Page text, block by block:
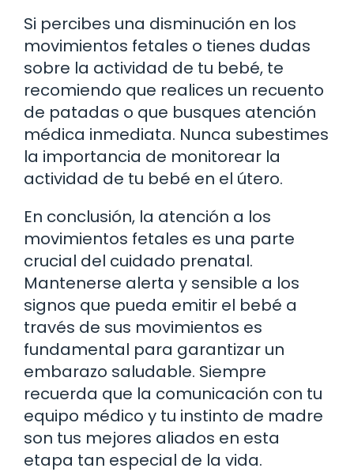
Si percibes una disminución en los
movimientos fetales o tienes dudas
sobre la actividad de tu bebé, te
recomiendo que realices un recuento
de patadas o que busques atención
médica inmediata. Nunca subestimes
la importancia de monitorear la
actividad de tu bebé en el útero.
En conclusión, la atención a los
movimientos fetales es una parte
crucial del cuidado prenatal.
Mantenerse alerta y sensible a los
signos que pueda emitir el bebé a
través de sus movimientos es
fundamental para garantizar un
embarazo saludable. Siempre
recuerda que la comunicación con tu
equipo médico y tu instinto de madre
son tus mejores aliados en esta
etapa tan especial de la vida.